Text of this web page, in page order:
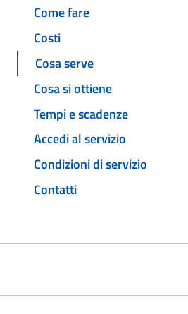
Come fare
Costi
Cosa serve
Cosa si ottiene
Tempi e scadenze
Accedi al servizio
Condizioni di servizio
Contatti